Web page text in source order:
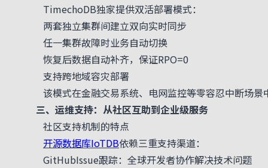
TimechoDB独家提供双活部署模式：
两套独立集群间建立双向实时同步
任一集群故障时业务自动切换
恢复后数据自动补齐，保证RPO=0
支持跨地域容灾部署
该模式在金融交易系统、电网监控等零容忍中断场景
三、运维支持：从社区互助到企业级服务
社区支持机制的特点
开源数据库IoTDB依赖三重支持渠道：
GitHubIssue跟踪：全球开发者协作解决技术问题